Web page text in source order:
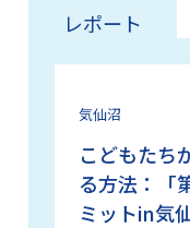
レポート
気仙沼
こどもたち
る方法：「
ミットin気